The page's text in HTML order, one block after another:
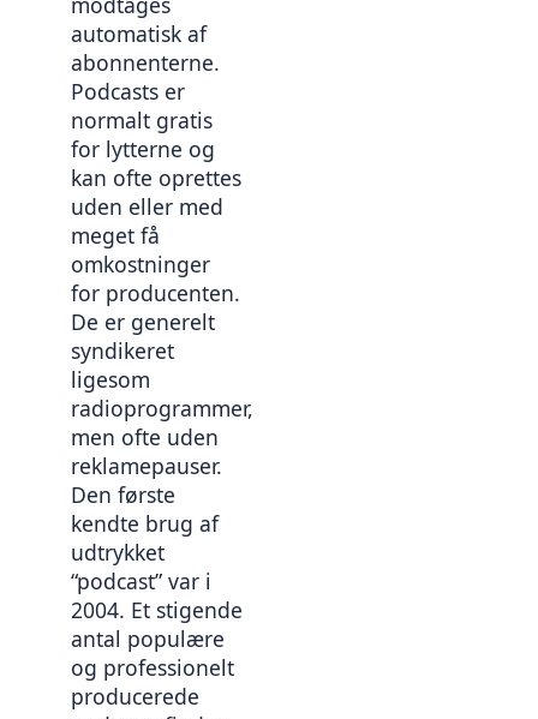
automatisk af
abonnenterne.
Podcasts er
normalt gratis
for lytterne og
kan ofte oprettes
uden eller med
meget få
omkostninger
for producenten.
De er generelt
syndikeret
ligesom
radioprogrammer,
men ofte uden
reklamepauser.
Den første
kendte brug af
udtrykket
“podcast” var i
2004. Et stigende
antal populære
og professionelt
producerede